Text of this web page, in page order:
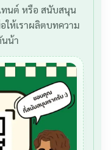
ทนต์ หรือ สนับสนุน
อให้เราผลิตบทความ
น้า